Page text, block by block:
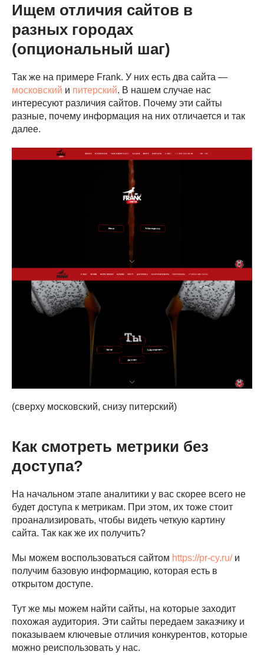
Ищем отличия сайтов в
разных городах
(опциональный шаг)
Так же на примере Frank. У них есть два сайта —
московский и питерский. В нашем случае нас
интересуют различия сайтов. Почему эти сайты
разные, почему информация на них отличается и так
далее.
(сверху московский, снизу питерский)
Как смотреть метрики без
доступа?
На начальном этапе аналитики у вас скорее всего не
будет доступа к метрикам. При этом, их тоже стоит
проанализировать, чтобы видеть четкую картину
сайта. Так как же их получить?
Мы можем воспользоваться сайтом https://pr-cy.ru/и
получим базовую информацию, которая есть в
открытом доступе.
Тут же мы можем найти сайты, на которые заходит
похожая аудитория. Эти сайты передаем заказчику и
показываем ключевые отличия конкурентов, которые
можно реиспользовать у нас.